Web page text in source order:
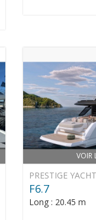
VOIR
PRESTIGE YACHT
F6.7
Long : 20.45 m